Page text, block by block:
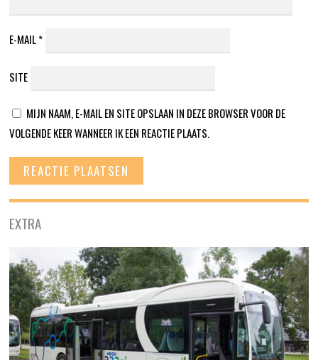
E-MAIL*
SITE
MIJN NAAM, E-MAIL EN SITE OPSLAAN IN DEZE BROWSER VOOR DE
VOLGENDE KEER WANNEER IK EEN REACTIE PLAATS.
EXTRA